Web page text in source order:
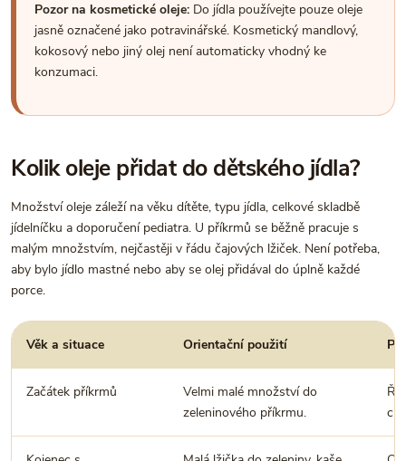
Pozor na kosmetické oleje: Do jídla používejte pouze oleje
jasně označené jako potravinářské. Kosmetický mandlový,
kokosový nebo jiný olej není automaticky vhodný ke
konzumaci.
Kolik oleje přidat do dětského jídla?
Množství oleje záleží na věku dítěte, typu jídla, celkové skladbě
jídelníčku a doporučení pediatra. U příkrmů se běžně pracuje s
malým množstvím, nejčastěji v řádu čajových lžiček. Není potřeba,
aby bylo jídlo mastné nebo aby se olej přidával do úplně každé
porce.
Věk a situace Orientační použití
Začátek příkrmů
Velmi malé množství do
zeleninového příkrmu.